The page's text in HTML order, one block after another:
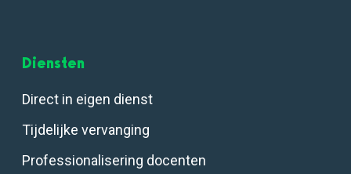
Diensten
Direct in eigen dienst
Tijdelijke vervanging
Professionalisering docenten